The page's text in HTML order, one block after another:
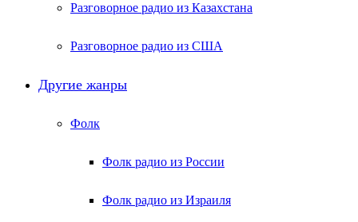
Разговорное радио из Казахстана
Разговорное радио из США
Другие жанры
Фолк
Фолк радио из России
Фолк радио из Израиля